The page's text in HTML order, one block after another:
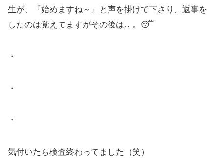
生が、『始めますね～』と声を掛けて下さり、返事を
したのは覚えてますがその後は…。😴
・
・
・
気付いたら検査終わってました（笑）